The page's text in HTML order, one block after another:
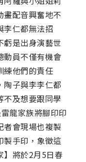
畫配音興奮地不
李仁都無法招
虧是出身演藝世
動員不僅有機會
練他們的責任
陶子與李李仁都
不及想要跟同學
龍家族將腳印印
者會現場也複製
製手印，象徵這
】將於2月5日春